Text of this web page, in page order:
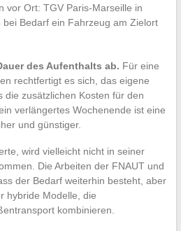
vor Ort: TGV Paris-Marseille in
Bedarf ein Fahrzeug am Zielort
des Aufenthalts ab. Für eine
rechtfertigt es sich, das eigene
die zusätzlichen Kosten für den
verlängertes Wochenende ist eine
und günstiger.
wird vielleicht nicht in seiner
Die Arbeiten der FNAUT und
der Bedarf weiterhin besteht, aber
hybride Modelle, die
kombinieren.